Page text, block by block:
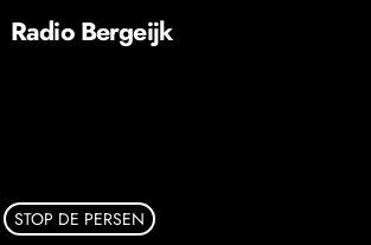
Radio Bergeijk
STOP DE PERSEN